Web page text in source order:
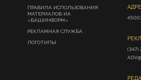
ПРАВИЛА ИСПОЛЬЗОВАНИЯ
МАТЕРИАЛОВ ИА
«БАШИНФОРМ»
РЕКЛАМНАЯ СЛУЖБА
ЛОГОТИПЫ
(347)